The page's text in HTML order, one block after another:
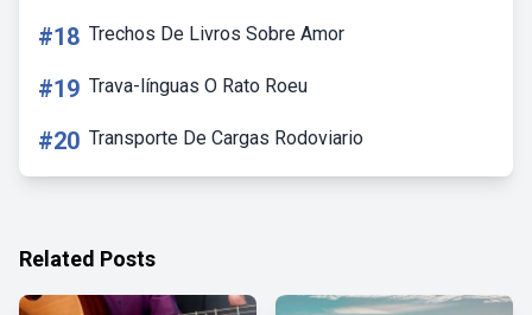
#18 Trechos De Livros Sobre Amor
#19 Trava-línguas O Rato Roeu
#20 Transporte De Cargas Rodoviario
Related Posts